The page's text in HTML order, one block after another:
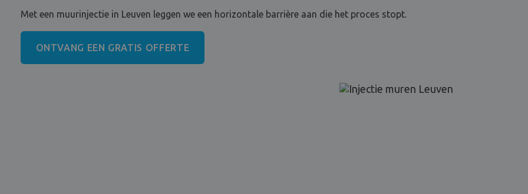
Met een muurinjectie in Leuven leggen we een horizontale barrière aan die het proces stopt.
ONTVANG EEN GRATIS OFFERTE